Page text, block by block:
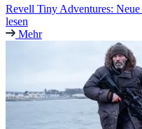
Revell Tiny Adventures:
lesen
Mehr